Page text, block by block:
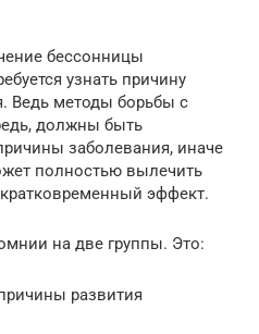
бессонницы
узнать причину
Ведь методы борьбы с
должны быть
заболевания, иначе
полностью вылечить
эффект.
на две группы. Это:
развития